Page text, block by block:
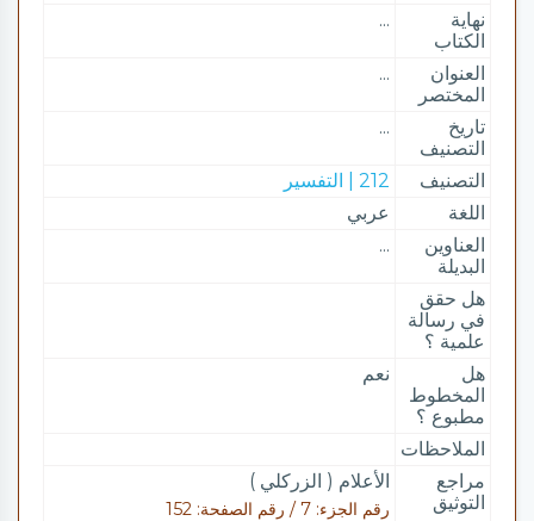
نهاية
الكتاب
...
العنوان
المختصر
...
تاريخ
التصنيف
...
التصنيف
212 | التفسير
اللغة
عربي
العناوين
البديلة
...
هل حقق
في رسالة
علمية ؟
هل
المخطوط
مطبوع ؟
نعم
الملاحظات
مراجع
التوثيق
الأعلام ( الزركلي )
رقم الجزء: 7 / رقم الصفحة: 152